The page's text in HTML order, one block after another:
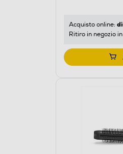
Acquisto online:
Ritiro in negozio